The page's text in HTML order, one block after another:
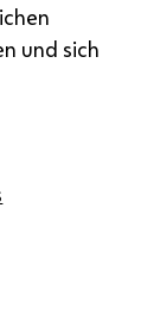
und sich